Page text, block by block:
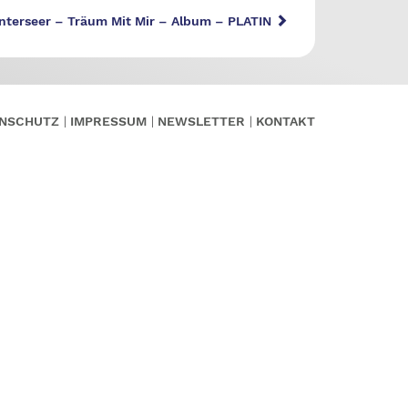
– Träum Mit Mir – Album – PLATIN
IMPRESSUM NEWSLETTER KONTAKT